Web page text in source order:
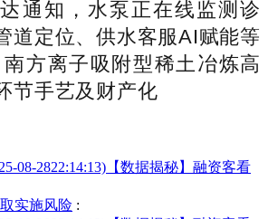
通知，水泵正在线监测诊
道定位、供水客服AI赋能等
方离子吸附型稀土冶炼高
节手艺及财产化
08-2822:14:13)【数据揭秘】融资客看
实施风险 :